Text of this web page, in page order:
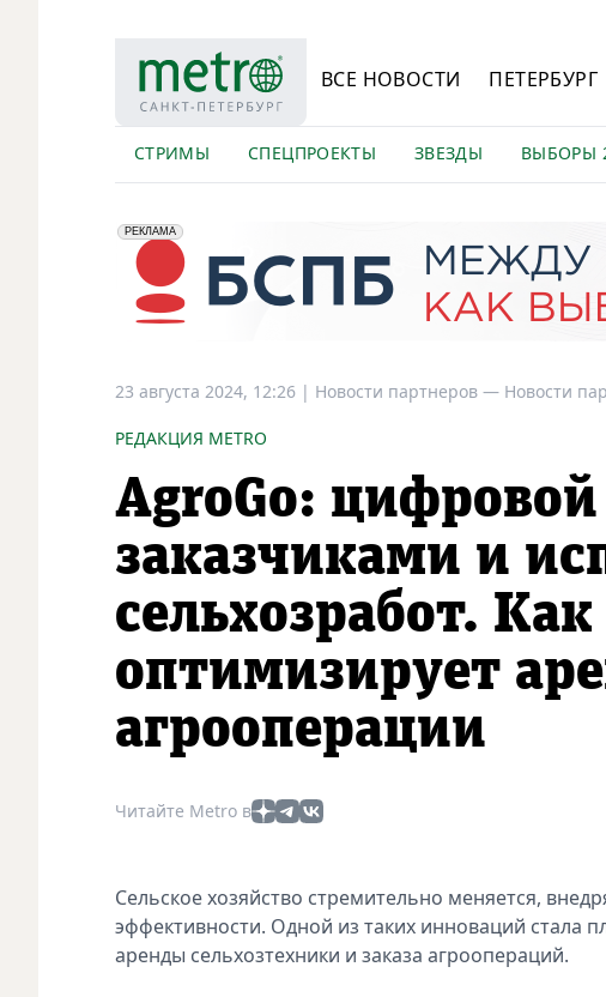
ВСЕ НОВОСТИ ПЕТЕРБУРГ
СТРИМЫ СПЕЦПРОЕКТЫ ЗВЕЗДЫ ВЫБОРЫ
erid: 2VfnxyFybV5
РЕКЛАМА
ПАО "Банк "Санкт-Петербург", ИНН: 7831000027
23 августа 2024, 12:26 | Новости партнеров — Новости
РЕДАКЦИЯ METRO
AgroGo:
заказчиками и
сельхозработ.
оптимизирует
агрооперации
Читайте Metro в
Сельское хозяйство стремительно меняется,
эффективности. Одной из таких инноваций стала
аренды сельхозтехники и заказа агроопераций.